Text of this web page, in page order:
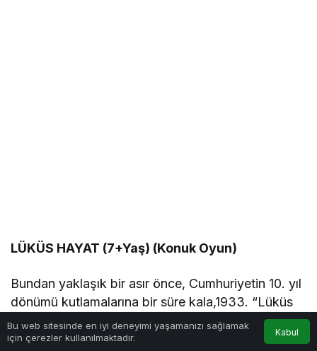
LÜKÜS HAYAT (7+Yaş) (Konuk Oyun)
Bundan yaklaşık bir asır önce, Cumhuriyetin 10. yıl
dönümü kutlamalarına bir süre kala,1933. “Lüküs
Hayat”ın bir operet olarak yaratıldığı tarihe
seyahat ediyoruz. Söz konusu lüks hayatı bizzat
Bu web sitesinde en iyi deneyimi yaşamanızı sağlamak
için çerezler kullanılmaktadır.
Kabul